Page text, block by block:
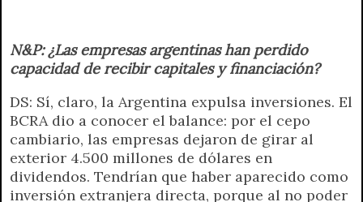
N&P: ¿Las empresas argentinas han perdido
capacidad de recibir capitales y financiación?
DS: Sí, claro, la Argentina expulsa inversiones. El
BCRA dio a conocer el balance: por el cepo
cambiario, las empresas dejaron de girar al
exterior 4.500 millones de dólares en
dividendos. Tendrían que haber aparecido como
inversión extranjera directa, porque al no poder